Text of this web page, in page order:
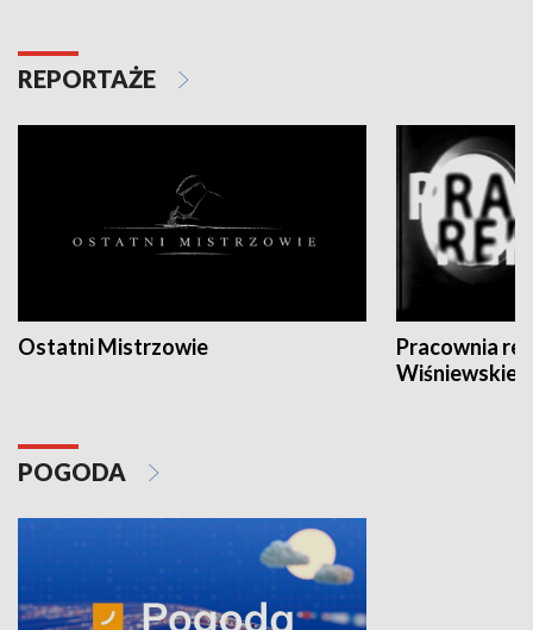
REPORTAŻE
Ostatni Mistrzowie
Pracownia
POGODA